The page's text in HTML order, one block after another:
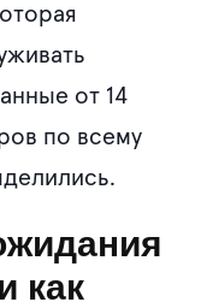
от 14
по всему
как